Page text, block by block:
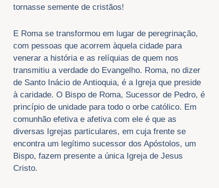
tornasse semente de cristãos!
E Roma se transformou em lugar de peregrinação,
com pessoas que acorrem àquela cidade para
venerar a história e as relíquias de quem nos
transmitiu a verdade do Evangelho. Roma, no dizer
de Santo Inácio de Antioquia, é a Igreja que preside
à caridade. O Bispo de Roma, Sucessor de Pedro, é
princípio de unidade para todo o orbe católico. Em
comunhão efetiva e afetiva com ele é que as
diversas Igrejas particulares, em cuja frente se
encontra um legítimo sucessor dos Apóstolos, um
Bispo, fazem presente a única Igreja de Jesus
Cristo.